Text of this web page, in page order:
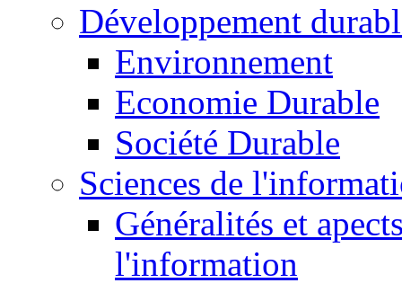
Développement
Environnement
Economie Durable
Société Durable
Sciences de
Généralités et
l'information